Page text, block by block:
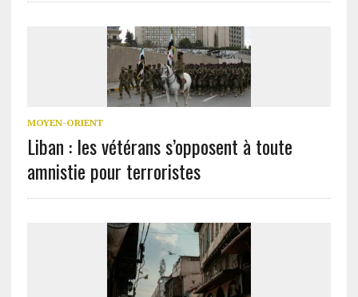
MOYEN-ORIENT
Liban : les vétérans s’opposent à toute
amnistie pour terroristes